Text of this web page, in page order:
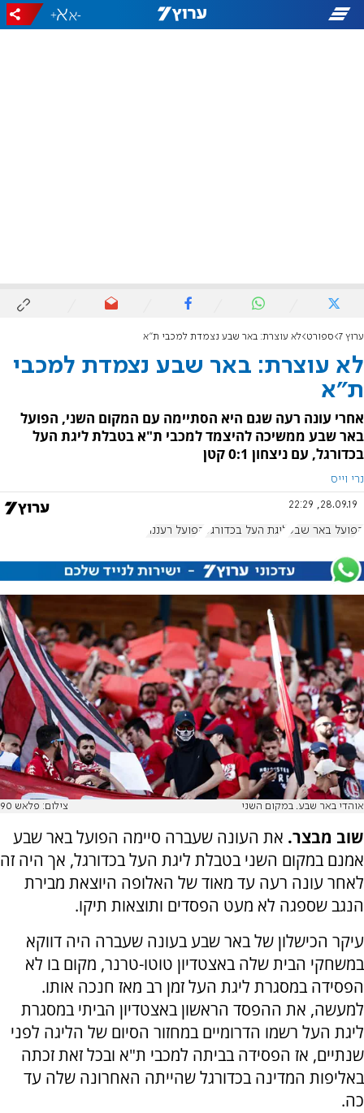
-
+
ערוץ 7 ספורט לא עוצרת: באר שבע נצמדת למכבי ת"א
לא עוצרת: באר שבע נצמדת למכבי
ת"א
אחרי עונה רעה שגם היא הסתיימה עם המקום השני, הפועל
באר שבע ממשיכה להיצמד למכבי ת"א בטבלת ליגת העל
בכדורגל, עם ניצחון 0:1 קטן
נרי וייס
28.09.19, 22:29
הפועל באר שבע ליגת העל בכדורגל הפועל רעננה
אוהדי באר שבע. במקום השני צילום: פלאש 90
שוב מבצר. את העונה שעברה סיימה הפועל באר שבע
אמנם במקום השני בטבלת ליגת העל בכדורגל, אך היה זה
לאחר עונה רעה עד מאוד של האלופה היוצאת מבירת
הנגב שספגה לא מעט הפסדים ותוצאות תיקו.
עיקר הכישלון של באר שבע בעונה שעברה היה דווקא
במשחקי הבית שלה באצטדיון טוטו-טרנר, מקום בו לא
הפסידה במסגרת ליגת העל זמן רב מאז חנכה אותו.
למעשה, את ההפסד הראשון באצטדיון הביתי במסגרת
ליגת העל רשמו הדרומיים במחזור הסיום של הליגה לפני
שנתיים, אז הפסידה בביתה למכבי ת"א ובכל זאת זכתה
באליפות המדינה בכדורגל שהייתה האחרונה שלה עד
כה.